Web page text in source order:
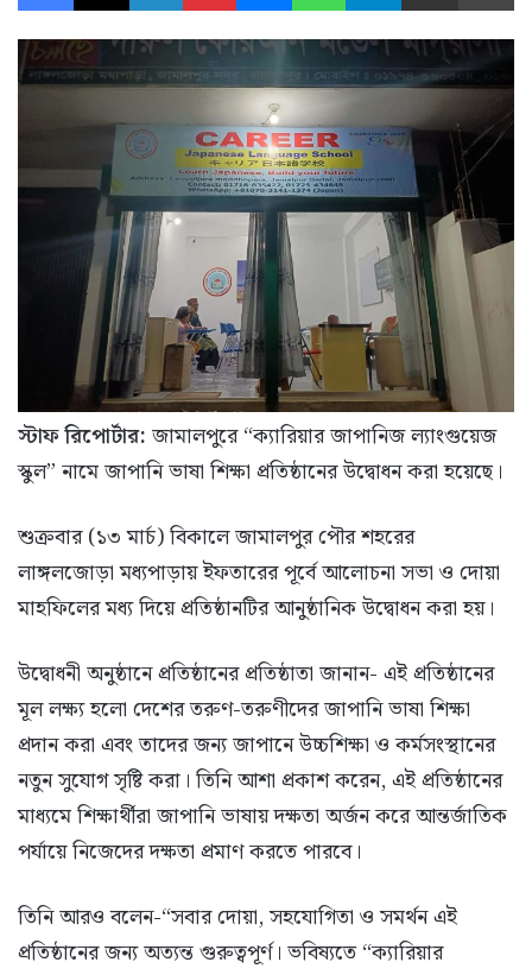
স্টাফ রিপোর্টার: জামালপুরে “ক্যারিয়ার জাপানিজ ল্যাংগুয়েজ
স্কুল” নামে জাপানি ভাষা শিক্ষা প্রতিষ্ঠানের উদ্বোধন করা হয়েছে।
শুক্রবার (১৩ মার্চ) বিকালে জামালপুর পৌর শহরের
লাঙ্গলজোড়া মধ্যপাড়ায় ইফতারের পূর্বে আলোচনা সভা ও দোয়া
মাহফিলের মধ্য দিয়ে প্রতিষ্ঠানটির আনুষ্ঠানিক উদ্বোধন করা হয়।
উদ্বোধনী অনুষ্ঠানে প্রতিষ্ঠানের প্রতিষ্ঠাতা জানান- এই প্রতিষ্ঠানের
মূল লক্ষ্য হলো দেশের তরুণ-তরুণীদের জাপানি ভাষা শিক্ষা
প্রদান করা এবং তাদের জন্য জাপানে উচ্চশিক্ষা ও কর্মসংস্থানের
নতুন সুযোগ সৃষ্টি করা। তিনি আশা প্রকাশ করেন, এই প্রতিষ্ঠানের
মাধ্যমে শিক্ষার্থীরা জাপানি ভাষায় দক্ষতা অর্জন করে আন্তর্জাতিক
পর্যায়ে নিজেদের দক্ষতা প্রমাণ করতে পারবে।
তিনি আরও বলেন-“সবার দোয়া, সহযোগিতা ও সমর্থন এই
প্রতিষ্ঠানের জন্য অত্যন্ত গুরুত্বপূর্ণ। ভবিষ্যতে “ক্যারিয়ার